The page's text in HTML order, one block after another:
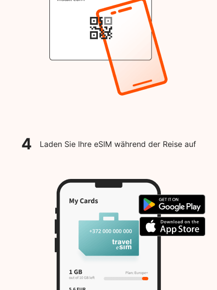
4 Laden Sie Ihre eSIM während der Reise auf